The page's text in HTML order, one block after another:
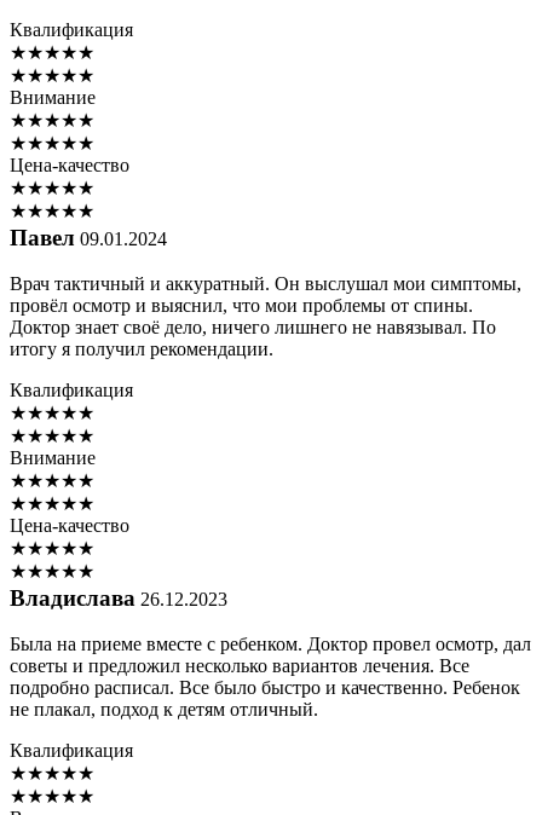
Квалификация
★★★★★
★★★★★
Внимание
★★★★★
★★★★★
Цена-качество
★★★★★
★★★★★
Павел 09.01.2024
Врач тактичный и аккуратный. Он выслушал мои симптомы,
провёл осмотр и выяснил, что мои проблемы от спины.
Доктор знает своё дело, ничего лишнего не навязывал. По
итогу я получил рекомендации.
Квалификация
★★★★★
★★★★★
Внимание
★★★★★
★★★★★
Цена-качество
★★★★★
★★★★★
Владислава 26.12.2023
Была на приеме вместе с ребенком. Доктор провел осмотр, дал
советы и предложил несколько вариантов лечения. Все
подробно расписал. Все было быстро и качественно. Ребенок
не плакал, подход к детям отличный.
Квалификация
★★★★★
★★★★★